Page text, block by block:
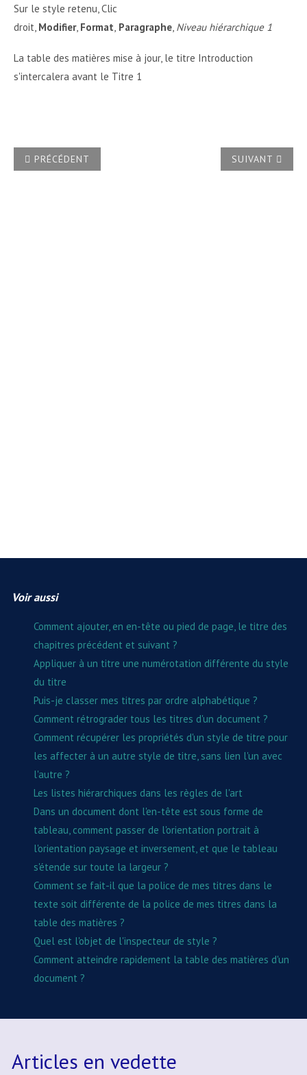
Sur le style retenu, Clic
droit, Modifier, Format, Paragraphe, Niveau hiérarchique 1
La table des matières mise à jour, le titre Introduction
s'intercalera avant le Titre 1
ARTICLE PRÉCÉDENT : DANS UN FICHIER COMPOSÉ
PRÉCÉDENT ARTICLE
SUIVANT
Voir aussi
Comment ajouter, en en-tête ou pied de page, le titre des
chapitres précédent et suivant ?
Appliquer à un titre une numérotation différente du style
du titre
Puis-je classer mes titres par ordre alphabétique ?
Comment rétrograder tous les titres d'un document ?
Comment récupérer les propriétés d'un style de titre pour
les affecter à un autre style de titre, sans lien l'un avec
l'autre ?
Les listes hiérarchiques dans les règles de l'art
Dans un document dont l'en-tête est sous forme de
tableau, comment passer de l'orientation portrait à
l'orientation paysage et inversement, et que le tableau
s'étende sur toute la largeur ?
Comment se fait-il que la police de mes titres dans le
texte soit différente de la police de mes titres dans la
table des matières ?
Quel est l'objet de l'inspecteur de style ?
Comment atteindre rapidement la table des matières d'un
document ?
Articles en vedette